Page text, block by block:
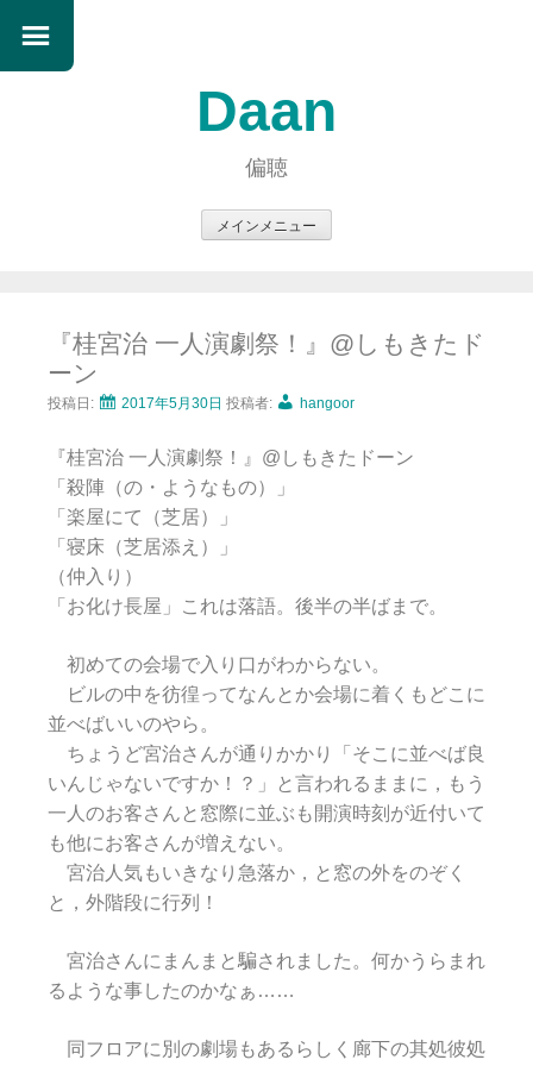
Daan
偏聴
メインメニュー
ン
ツ
へ
キ
ッ
プ
『桂宮治 一人演劇祭！』@しもきたド
ーン
投稿日: 2017年5月30日 投稿者: hangoor
『桂宮治 一人演劇祭！』@しもきたドーン
「殺陣（の・ようなもの）」
「楽屋にて（芝居）」
「寝床（芝居添え）」
（仲入り）
「お化け長屋」これは落語。後半の半ばまで。
初めての会場で入り口がわからない。
ビルの中を彷徨ってなんとか会場に着くもどこに
並べばいいのやら。
ちょうど宮治さんが通りかかり「そこに並べば良
いんじゃないですか！？」と言われるままに，もう
一人のお客さんと窓際に並ぶも開演時刻が近付いて
も他にお客さんが増えない。
宮治人気もいきなり急落か，と窓の外をのぞく
と，外階段に行列！
宮治さんにまんまと騙されました。何かうらまれ
るような事したのかなぁ……
同フロアに別の劇場もあるらしく廊下の其処彼処